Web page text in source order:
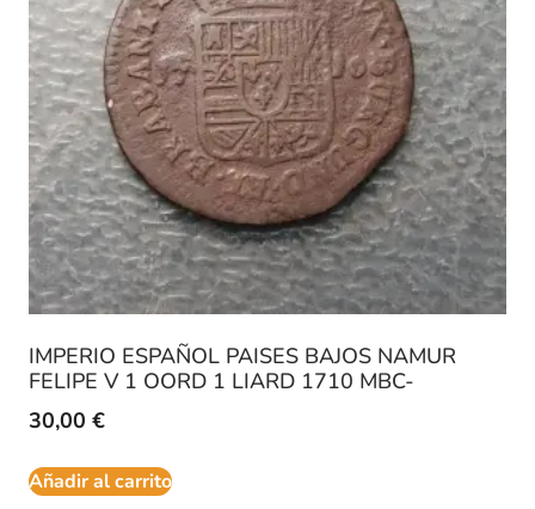
IMPERIO ESPAÑOL PAISES BAJOS NAMUR
FELIPE V 1 OORD 1 LIARD 1710 MBC-
30,00 €
Añadir al carrito